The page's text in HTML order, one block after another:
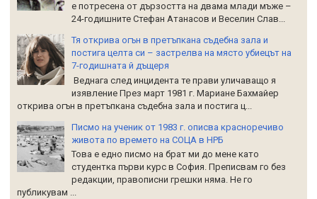
е потресена от дързостта на двама млади мъже –
24-годишните Стефан Атанасов и Веселин Слав...
Тя открива огън в претъпкана съдебна зала и
постига целта си – застрелва на място убиецът на
7-годишната й дъщеря
Веднага след инцидента те прави уличаващо я
изявление През март 1981 г. Мариане Бахмайер
открива огън в претъпкана съдебна зала и постига ц...
Писмо на ученик от 1983 г. описва красноречиво
живота по времето на СОЦА в НРБ
Това е едно писмо на брат ми до мене като
студентка първи курс в София. Преписвам го без
редакции, правописни грешки няма. Не го
публикувам ...